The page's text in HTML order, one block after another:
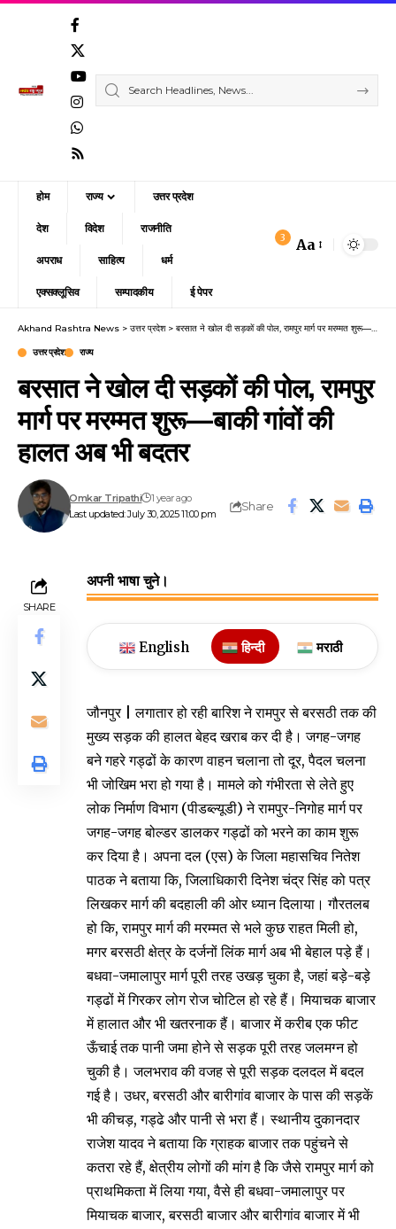
होम राज्य उत्तर प्रदेश
देश विदेश राजनीति
अपराध साहित्य धर्म
एक्सक्लूसिव सम्पादकीय ई पेपर
3
Font
Aa
Akhand Rashtra News > उत्तर प्रदेश> बरसात ने खोल दी सड़कों की पोल, रामपुर मार्ग पर मरम्मत शुरू—बाकी गांवों की हालत अब भी बदतर
उत्तर प्रदेश राज्य
बरसात ने खोल दी सड़कों की पोल, रामपुर
मार्ग पर मरम्मत शुरू—बाकी गांवों की
हालत अब भी बदतर
Last updated: July 30, 2025 11:00 pm
Omkar Tripathi 1 year ago
Share
SHARE
अपनी भाषा चुने।
English हिन्दी मराठी
जौनपुर | लगातार हो रही बारिश ने रामपुर से बरसठी तक की
मुख्य सड़क की हालत बेहद खराब कर दी है। जगह-जगह
बने गहरे गड्ढों के कारण वाहन चलाना तो दूर, पैदल चलना
भी जोखिम भरा हो गया है। मामले को गंभीरता से लेते हुए
लोक निर्माण विभाग (पीडब्ल्यूडी) ने रामपुर-निगोह मार्ग पर
जगह-जगह बोल्डर डालकर गड्ढों को भरने का काम शुरू
कर दिया है। अपना दल (एस) के जिला महासचिव नितेश
पाठक ने बताया कि, जिलाधिकारी दिनेश चंद्र सिंह को पत्र
लिखकर मार्ग की बदहाली की ओर ध्यान दिलाया। गौरतलब
हो कि, रामपुर मार्ग की मरम्मत से भले कुछ राहत मिली हो,
मगर बरसठी क्षेत्र के दर्जनों लिंक मार्ग अब भी बेहाल पड़े हैं।
बधवा-जमालापुर मार्ग पूरी तरह उखड़ चुका है, जहां बड़े-बड़े
गड्ढों में गिरकर लोग रोज चोटिल हो रहे हैं। मियाचक बाजार
में हालात और भी खतरनाक हैं। बाजार में करीब एक फीट
ऊँचाई तक पानी जमा होने से सड़क पूरी तरह जलमग्न हो
चुकी है। जलभराव की वजह से पूरी सड़क दलदल में बदल
गई है। उधर, बरसठी और बारीगांव बाजार के पास की सड़कें
भी कीचड़, गड्ढे और पानी से भरा हैं। स्थानीय दुकानदार
राजेश यादव ने बताया कि ग्राहक बाजार तक पहुंचने से
कतरा रहे हैं, क्षेत्रीय लोगों की मांग है कि जैसे रामपुर मार्ग को
प्राथमिकता में लिया गया, वैसे ही बधवा-जमालापुर पर
मियाचक बाजार, बरसठी बाजार और बारीगांव बाजार में भी